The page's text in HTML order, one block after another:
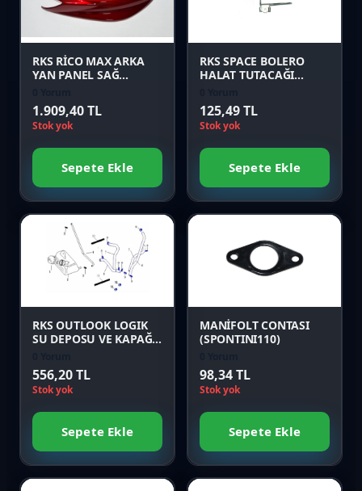
RKS RİCO MAX ARKA
YAN PANEL SAĞ
1.909,40 TL
Stok yok
Sepete Ekle
RKS SPACE BOLERO
HALAT TUTACAĞI
125,49 TL
Stok yok
Sepete Ekle
Favori
Karşılaştır
RKS OUTLOOK LOGIK
SU DEPOSU VE KAPAĞI
556,20 TL
Stok yok
Sepete Ekle
Favori
Karşılaştır
MANİFOLT CONTASI
(SPONTINI110)
98,34 TL
Stok yok
Sepete Ekle